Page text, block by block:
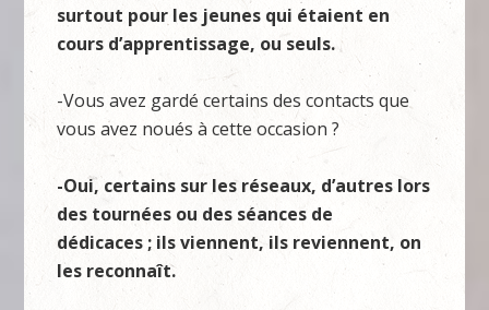
surtout pour les jeunes qui étaient en
cours d’apprentissage, ou seuls.
-Vous avez gardé certains des contacts que
vous avez noués à cette occasion ?
-Oui, certains sur les réseaux, d’autres lors
des tournées ou des séances de
dédicaces ; ils viennent, ils reviennent, on
les reconnaît.